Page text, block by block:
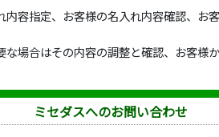
容指定、お客様の名入れ内容確認、お
場合はその内容の調整と確認、お客
ミセダスへのお問い合わせ